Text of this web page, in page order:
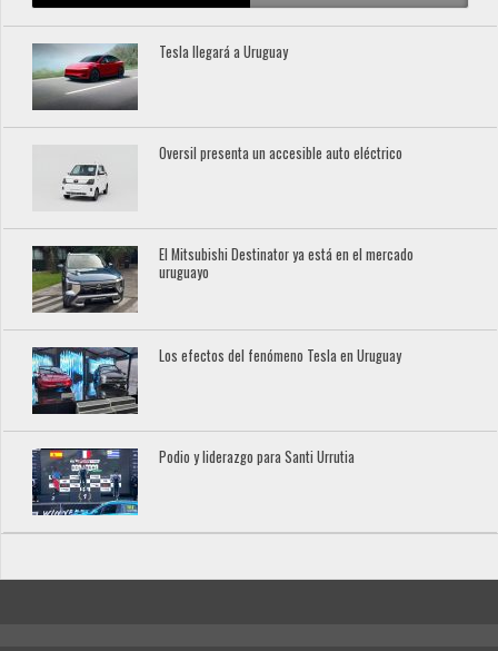
Tesla llegará a Uruguay
Oversil presenta un accesible auto eléctrico
El Mitsubishi Destinator ya está en el mercado
uruguayo
Los efectos del fenómeno Tesla en Uruguay
Podio y liderazgo para Santi Urrutia